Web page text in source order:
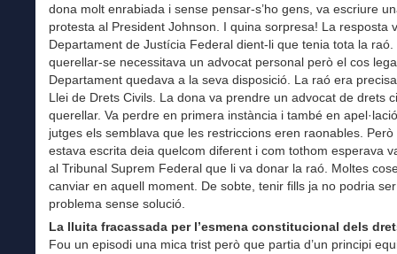
dona molt enrabiada i sense pensar-s’ho gens, va escriure
protesta al President Johnson. I quina sorpresa! La resposta
Departament de Justícia Federal dient-li que tenia tota la raó.
querellar-se necessitava un advocat personal però el cos
Departament quedava a la seva disposició. La raó era
Llei de Drets Civils. La dona va prendre un advocat de drets
querellar. Va perdre en primera instància i també en
jutges els semblava que les restriccions eren raonables. Però
estava escrita deia quelcom diferent i com tothom esperava
al Tribunal Suprem Federal que li va donar la raó. Moltes
canviar en aquell moment. De sobte, tenir fills ja no podria
problema sense solució.
La lluita fracassada per l’esmena constitucional dels
Fou un episodi una mica trist però que partia d’un principi